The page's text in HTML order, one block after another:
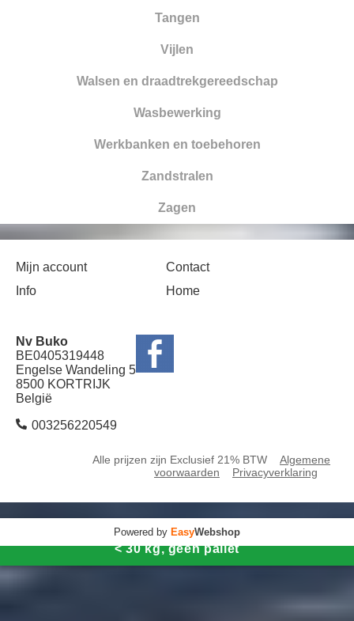
Tangen
Vijlen
Walsen en draadtrekgereedschap
Wasbewerking
Werkbanken en toebehoren
Zandstralen
Zagen
Mijn account
Contact
Info
Home
Nv Buko
BE0405319448
Engelse Wandeling 5
8500 KORTRIJK
België
003256220549
Alle prijzen zijn Exclusief 21% BTW
Algemene
voorwaarden
Privacyverklaring
Powered by EasyWebshop